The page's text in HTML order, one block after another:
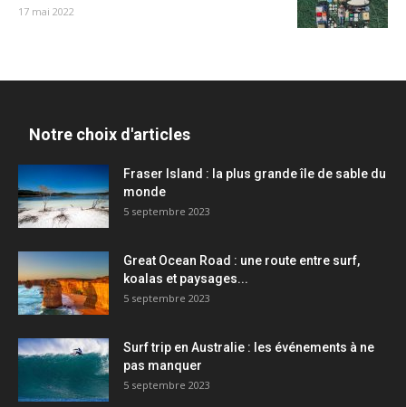
17 mai 2022
Notre choix d'articles
Fraser Island : la plus grande île de sable du
monde
5 septembre 2023
Great Ocean Road : une route entre surf,
koalas et paysages...
5 septembre 2023
Surf trip en Australie : les événements à ne
pas manquer
5 septembre 2023